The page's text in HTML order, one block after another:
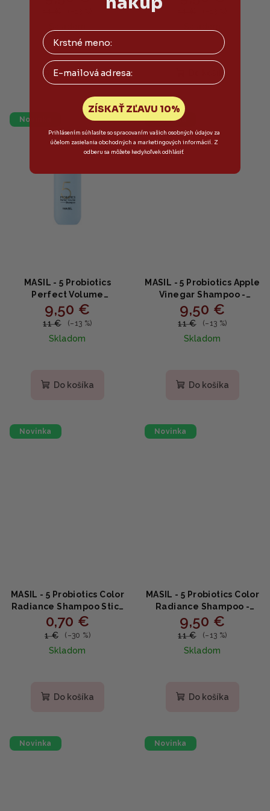
Do košíka Do košíka
Novinka
MASIL - 5 Probiotics
Perfect Volume
Shampoo - Šampón na
objem a zdravie vlasov
9,50 €
11 € (–13 %)
Skladom
Do košíka
Novinka
MASIL - 5 Probiotics Apple
Vinegar Shampoo -
Jemný šampón s
probiotikami a jablčným
9,50 €
11 € (–13 %)
Skladom
Do košíka
Novinka
MASIL - 5 Probiotics Color
Radiance Shampoo Stick
Pouch - Šampón na
obnovu farby s
0,70 €
1 € (–30 %)
Skladom
Do košíka
Novinka
MASIL - 5 Probiotics Color
Radiance Shampoo -
Šampón na farebný lesk
vlasov 150ml
9,50 €
11 € (–13 %)
Skladom
Do košíka
Novinka Novinka
Email
ZÍSKAŤ ZĽAVU 10%
Prihlásením súhlasíte so spracovaním vašich osobných údajov za
účelom zasielania obchodných a marketingových informácií. Z
odberu sa môžete kedykoľvek odhlásiť